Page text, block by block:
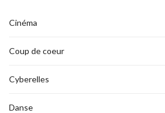
Cinéma
Coup de coeur
Cyberelles
Danse